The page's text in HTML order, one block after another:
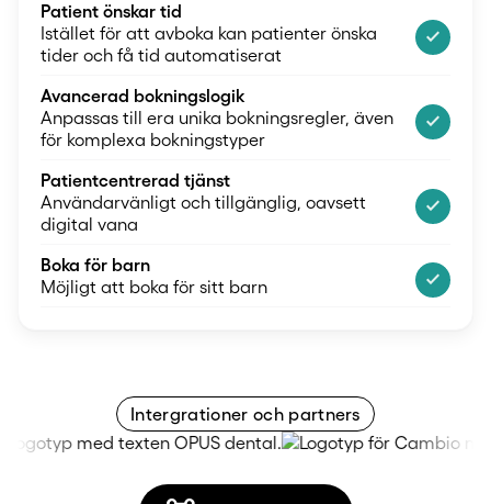
Patient önskar tid
Istället för att avboka kan patienter önska
tider och få tid automatiserat
check_small
Avancerad bokningslogik
Anpassas till era unika bokningsregler, även
för komplexa bokningstyper
check_small
Patientcentrerad tjänst
Användarvänligt och tillgänglig, oavsett
digital vana
check_small
Boka för barn
Möjligt att boka för sitt barn
check_small
Intergrationer och partners